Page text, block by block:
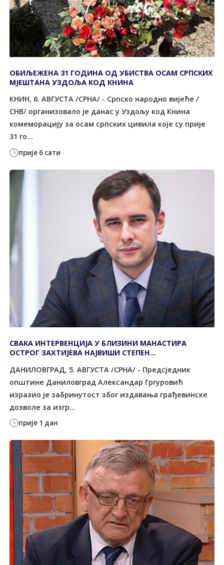
прије 6 сати
ОБИЉЕЖЕНА 31 ГОДИНА ОД УБИСТВА ОСАМ СРПСКИХ
МЈЕШТАНА УЗДОЉА КОД КНИНА
КНИН, 6. АВГУСТА /СРНА/ - Српско народно вијеће /
СНВ/ организовало је данас у Уздољу код Книна
комеморацију за осам српских цивила које су прије
31 го...
прије 1 дан
СВАКА ИНТЕРВЕНЦИЈА У БЛИЗИНИ МАНАСТИРА
ОСТРОГ ЗАХТИЈЕВА НАЈВИШИ СТЕПЕН
ДАНИЛОВГРАД, 5. АВГУСТА /СРНА/ - Предсједник
општине Даниловград Александар Гргуровић
изразио је забринутост због издавања грађевинске
дозволе за изгр...